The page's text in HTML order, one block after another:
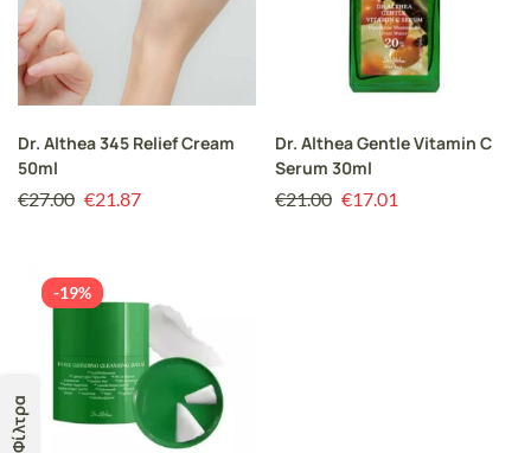
Φίλτρα
Dr. Althea 345 Relief Cream
50ml
€27.00 €21.87
Dr. Althea Gentle Vitamin C
Serum 30ml
€21.00 €17.01
-19%